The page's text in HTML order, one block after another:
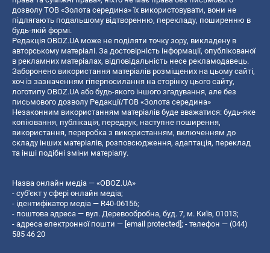
дозволу ТОВ «Золота середина» їх використовувати, вони не
підлягають подальшому відтворенню, перекладу, поширенню в
будь-якій формі.
Редакція OBOZ.UA може не поділяти точку зору, викладену в
авторському матеріалі. За достовірність інформації, опублікованої
в рекламних матеріалах, відповідальність несе рекламодавець.
Заборонено використання матеріалів розміщених на цьому сайті,
хоч із зазначенням гіперпосилання на сторінку цього сайту,
логотипу OBOZ.UA або будь-якого іншого згадування, але без
письмового дозволу Редакції/ТОВ «Золота середина»
Незаконним використанням матеріалів буде вважатися: будь-яке
копiювання, публiкацiя, передрук, наступне поширення,
використання, переробка з використанням, включенням до
складу інших матеріалів, розповсюдження, адаптація, переклад
та інші подібні зміни матеріалу.
Назва онлайн медіа — «OBOZ.UA»
- суб'єкт у сфері онлайн медіа;
- ідентифікатор медіа — R40-06156;
- поштова адреса — вул. Деревообробна, буд. 7, м. Київ, 01013;
- адреса електронної пошти — [email protected] ; - телефон — (044)
585 46 20